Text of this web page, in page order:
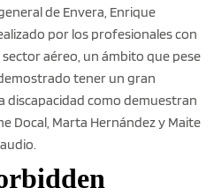
de Envera, Enrique
por los profesionales con
aéreo, un ámbito que pese
tener un gran
discapacidad como demuestran
Docal, Marta Hernández y Maite